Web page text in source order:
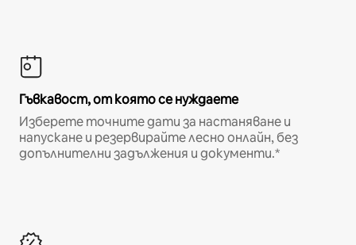
Гъвкавост, от която се нуждаете
Изберете точните дати за настаняване и
напускане и резервирайте лесно онлайн, без
допълнителни задължения и документи.*